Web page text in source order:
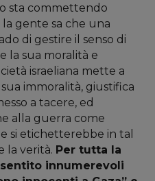
sta commettendo
gente sa che una
di gestire il senso di
la sua moralità e
israeliana mette a
immoralità, giustifica
a tacere, ed
alla guerra come
si etichetterebbe in tal
la verità. Per tutta la
innumerevoli